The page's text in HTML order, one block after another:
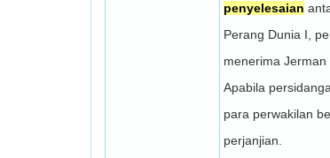
penyelesaian
Perang Dunia I,
menerima
Apabila
para perwakilan
perjanjian.